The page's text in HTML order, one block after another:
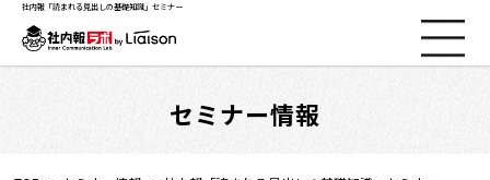
社内報ノウハウ
社内報「読まれる見出しの基礎知識」セミナー
セミナー情報